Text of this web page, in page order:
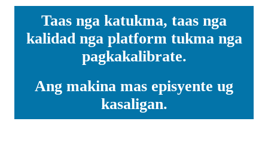
Taas nga katukma, taas nga
kalidad nga platform tukma nga
pagkakalibrate.
Ang makina mas episyente ug
kasaligan.